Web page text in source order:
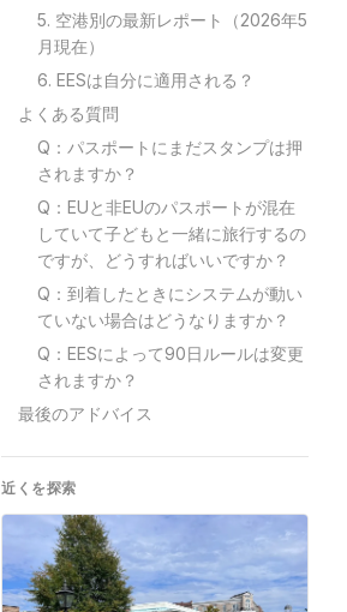
5. 空港別の最新レポート（2026年5
月現在）
6. EESは自分に適用される？
よくある質問
Q：パスポートにまだスタンプは押
されますか？
Q：EUと非EUのパスポートが混在
していて子どもと一緒に旅行するの
ですが、どうすればいいですか？
Q：到着したときにシステムが動い
ていない場合はどうなりますか？
Q：EESによって90日ルールは変更
されますか？
最後のアドバイス
近くを探索